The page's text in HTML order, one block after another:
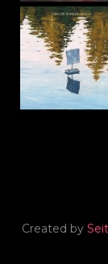
Created by